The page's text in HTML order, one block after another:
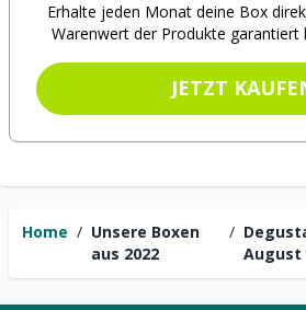
Home / Unsere Boxen
aus 2022
/
August
Erhalte jeden Monat deine Box
Warenwert der Produkte garantiert
JETZT